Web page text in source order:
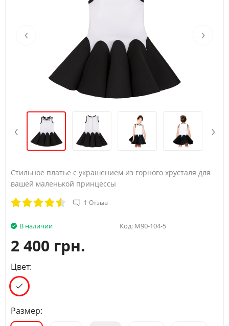
‹ ›
‹ ›
Стильное платье с украшением из горного хрусталя для
вашей маленькой принцессы​
1 Отзыв
В наличии Код: M90-104-5
2 400 грн.
Цвет:
Размер: